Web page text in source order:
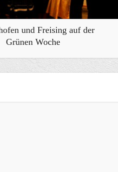
und Freising auf der
Grünen Woche